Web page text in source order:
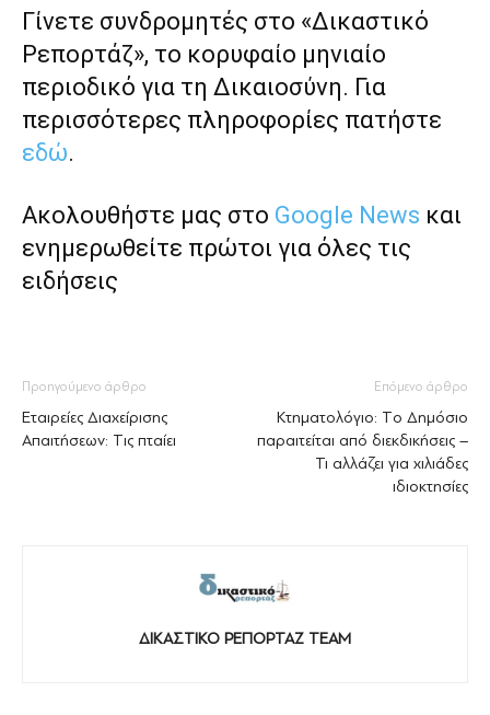
Γίνετε συνδρομητές στο «Δικαστικό
Ρεπορτάζ», το κορυφαίο μηνιαίο
περιοδικό για τη Δικαιοσύνη. Για
περισσότερες πληροφορίες πατήστε
εδώ.
Ακολουθήστε μας στο Google News και
ενημερωθείτε πρώτοι για όλες τις
ειδήσεις
Προηγούμενο άρθρο
Εταιρείες Διαχείρισης
Απαιτήσεων: Tις πταίει
Επόμενο άρθρο
Κτηματολόγιο: Tο Δημόσιο
παραιτείται από διεκδικήσεις –
Τι αλλάζει για χιλιάδες
ιδιοκτησίες
ΔΙΚΑΣΤΙΚΟ ΡΕΠΟΡΤΑΖ TEAM